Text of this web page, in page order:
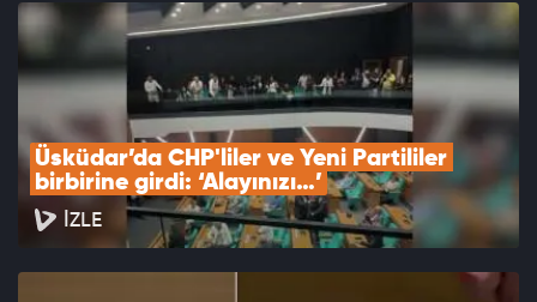
Üsküdar’da CHP'liler ve Yeni Partililer
birbirine girdi: ‘Alayınızı…’
İZLE